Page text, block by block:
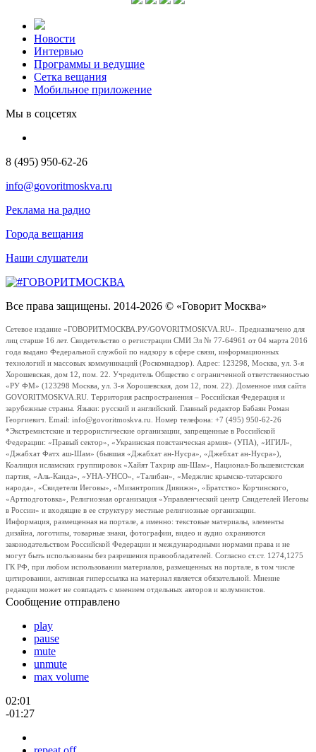
Новости
Интервью
Программы и ведущие
Сетка вещания
Мобильное приложение
Мы в соцсетях
8 (495) 950-62-26
info@govoritmoskva.ru
Реклама на радио
Города вещания
Наши слушатели
Все права защищены. 2014-2026 © «Говорит Москва»
Сетевое издание «ГОВОРИТМОСКВА.РУ/GOVORITMOSKVA.RU». Предназначено для
лиц старше 16 лет. Свидетельство о регистрации СМИ Эл № 77-64961 от 04 марта 2016
года выдано Федеральной службой по надзору в сфере связи, информационных
технологий и массовых коммуникаций (Роскомнадзор). Адрес: 123298, Москва, ул. 3-я
Хорошевская, дом 12, пом. 22. Учредитель Общество с ограниченной ответственностью
«РУ ФМ» (123298 Москва, ул. 3-я Хорошевская, дом 12, пом. 22). Доменное имя сайта
GOVORITMOSKVA.RU. Территория распространения – Российская Федерация и
зарубежные страны. Языки: русский и английский. Главный редактор Бабаян Роман
Георгиевич. Email: info@govoritmoskva.ru. Номер телефона: +7 (495) 950-62-26
*Экстремистские и террористические организации, запрещенные в Российской
Федерации: «Правый сектор», «Украинская повстанческая армия» (УПА), «ИГИЛ»,
«Джабхат Фатх аш-Шам» (бывшая «Джабхат ан-Нусра», «Джебхат ан-Нусра»),
Коалиция исламских группировок «Хайят Тахрир аш-Шам», Национал-Большевистская
партия, «Аль-Каида», «УНА-УНСО», «Талибан», «Меджлис крымско-татарского
народа», «Свидетели Иеговы», «Мизантропик Дивижн», «Братство» Корчинского,
«Артподготовка», Религиозная организация «Управленческий центр Свидетелей Иеговы
в России» и входящие в ее структуру местные религиозные организации.
Информация, размещенная на портале, а именно: текстовые материалы, элементы
дизайна, логотипы, товарные знаки, фотографии, видео и аудио охраняются
законодательством Российской Федерации и международными нормами права и не
могут быть использованы без разрешения правообладателей. Согласно ст.ст. 1274,1275
ГК РФ, при любом использовании материалов, размещенных на портале, в том числе
цитировании, активная гиперссылка на материал является обязательной. Мнение
редакции может не совпадать с мнением отдельных авторов и колумнистов.
Сообщение отправлено
play
pause
mute
unmute
max volume
02:01
-01:27